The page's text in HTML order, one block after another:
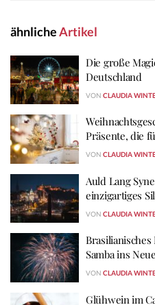
ähnlicheArtikel
Die große
Deutschland
VON CLAUDIA
Präsente, die
VON CLAUDIA
Auld Lang
einzigartiges
VON CLAUDIA
Samba ins
VON CLAUDIA
Glühwein im